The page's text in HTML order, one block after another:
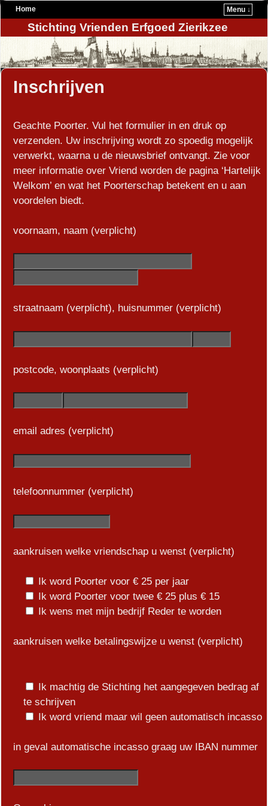
Home Menu ↓
Stichting Vrienden Erfgoed Zierikzee
Inschrijven
Geachte Poorter. Vul het formulier in en druk op
verzenden. Uw inschrijving wordt zo spoedig mogelijk
verwerkt, waarna u de nieuwsbrief ontvangt. Zie voor
meer informatie over Vriend worden de pagina ‘Hartelijk
Welkom’ en wat het Poorterschap betekent en u aan
voordelen biedt.
voornaam, naam (verplicht)
straatnaam (verplicht), huisnummer (verplicht)
postcode, woonplaats (verplicht)
email adres (verplicht)
telefoonnummer (verplicht)
aankruisen welke vriendschap u wenst (verplicht)
Ik word Poorter voor € 25 per jaar
Ik word Poorter voor twee € 25 plus € 15
Ik wens met mijn bedrijf Reder te worden
aankruisen welke betalingswijze u wenst (verplicht)
Ik machtig de Stichting het aangegeven bedrag af
te schrijven
Ik word vriend maar wil geen automatisch incasso
in geval automatische incasso graag uw IBAN nummer